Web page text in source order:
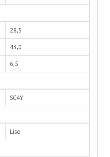
28,5
43,0
6,5
SC4Y
Liso